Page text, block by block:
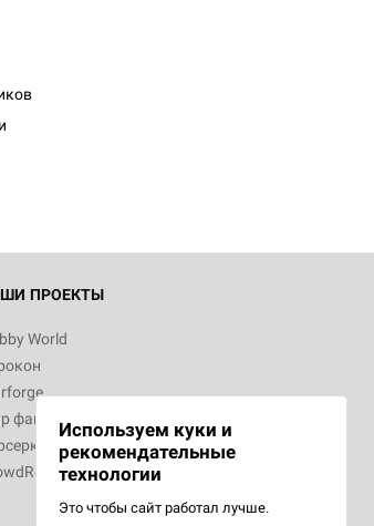
ПРОЕКТЫ
World
фантастикиИспользуем куки и
рекомендательные
технологии
Это чтобы сайт работал лучше.